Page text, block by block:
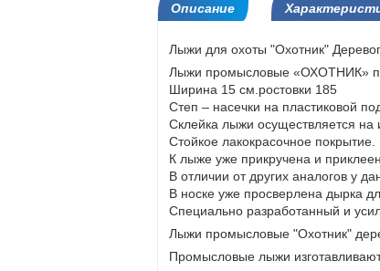
Описание
Лыжи для охоты "Охотник"
Лыжи промысловые «ОХОТНИК»
Ширина 15 см.ростовки 185
Степ – насечки на пластиковой
Склейка лыжи осуществляется на
Стойкое лакокрасочное покрытие.
К лыже уже прикручена и
В отличии от других аналогов у
В носке уже просверлена дырка
Специально разработанный и
Лыжи промысловые "Охотник"
Промысловые лыжи